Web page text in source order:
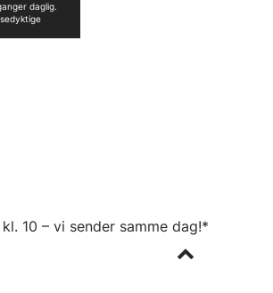
10 – vi sender samme dag!*
daglig.